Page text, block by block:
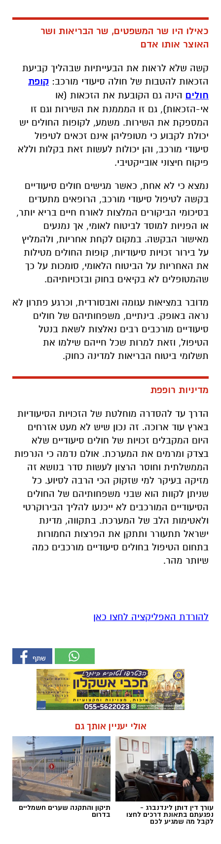
כאילו היו שר המשפטים, שר הבריאות ושר
האוצר אותו אדם
קשה שלא לראות את הבעייתיות שבהליך קביעת
הזכאות להטבות של חולה סיעודי מורכב: קופת
חולים הינה גם הקובעת את הזכאות (או
אי-הזכאות), גם זו המממנת את השירות וגם זו
המספקת את השירות. משמע, לקופות החולים יש
יכולת לקבוע כי מטופליהן אינם זכאים לטיפול
סיעודי מורכב, והן יכולות לעשות זאת בקלות וללא
פיקוח חיצוני אובייקטיבי.
נמצא כי לא אחת, כאשר מגישים חולים סיעודיים
בקשה לטיפול סיעודי מורכב, הרופאים מתעדים
בסיכומי הביקורים המלצות לאורח חיים בריא יותר,
או הפניות למוסד לביטוח לאומי, אך נמנעים
מאישור הבקשה. במקום לקחת אחריות, ולהמליץ
על בירור זכויות סיעודיות, קופות החולים מטילות
את האחריות על הביטוח הלאומי, סומכות על כך
שהמטופלים לא בקיאים בחוק ובזכויותיהם.
מדובר במציאות עגומה ואבסורדית, וכרגע פתרון לא
נראה באופק. בינתיים, משפחותיהם של חולים
סיעודיים מורכבים רבים נאלצות לשאת בנטל
הטיפול, וזאת למרות שכל חייהם שילמו את
תשלומי ביטוח הבריאות למדינה כחוק.
מדיניות רופפת
הדרך עד להסדרה מוחלטת של הזכויות הסיעודיות
בארץ עוד ארוכה. זה נכון שיש לא מעט אזרחים
היום המקבלים זכויות של חולים סיעודיים שלא
בצדק ומרמים את המערכת. אולם נדמה כי הנרפות
הממשלתית וחוסר הרצון לעשות סדר בנושא זה
מזיקה בעיקר למי שזקוק הכי הרבה לסיוע. כל
שניתן לקוות הוא שבני משפחותיהם של החולים
הסיעודיים המורכבים לא ייכנעו להליך הבירוקרטי
ולאטימות הלב של המערכת. בתקווה, מדינת
ישראל תתעורר ותתקן את הפרצות החמורות
בתחום הטיפול בחולים סיעודיים מורכבים כמה
שיותר מהר.
להורדת האפליקציה לחצו כאן
אולי יעניין אותך גם
עורך דין דותן לינדנברג -
נפגעתם בתאונת דרכים לחצו
לקבל מה שמגיע לכם
תיקון והתקנה שערים חשמליים
בדרום